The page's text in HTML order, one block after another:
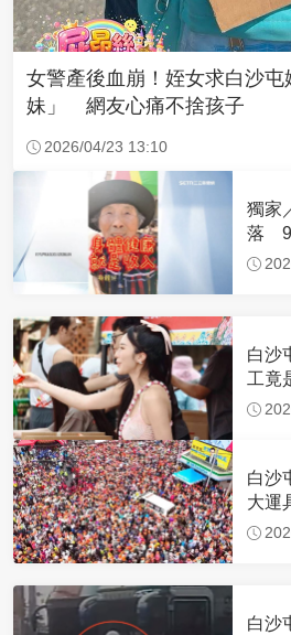
女警產後血崩！姪女求白沙
妹」 網友心痛不捨孩子
2026/04/23 13:10
獨家
落
幕
白沙
工竟
禮生
白沙
大運
32.1
白沙